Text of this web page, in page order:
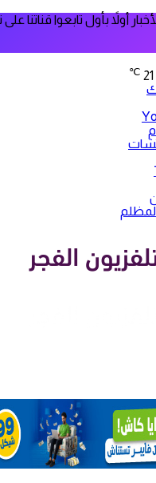
أولاً بأول تابعوا قناتنا
21
℃